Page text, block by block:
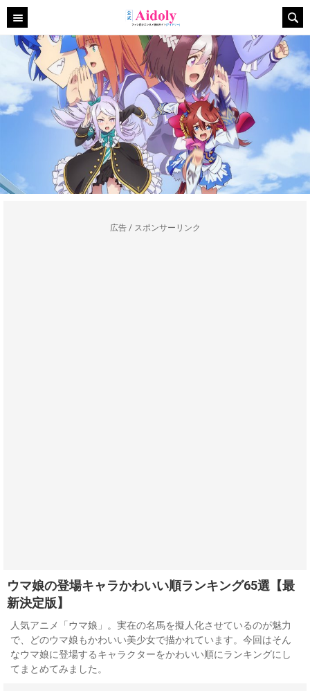
広告 / スポンサーリンク
ウマ娘の登場キャラかわいい順ランキング65選【最
新決定版】
人気アニメ「ウマ娘」。実在の名馬を擬人化させているのが魅力
で、どのウマ娘もかわいい美少女で描かれています。今回はそん
なウマ娘に登場するキャラクターをかわいい順にランキングにし
てまとめてみました。